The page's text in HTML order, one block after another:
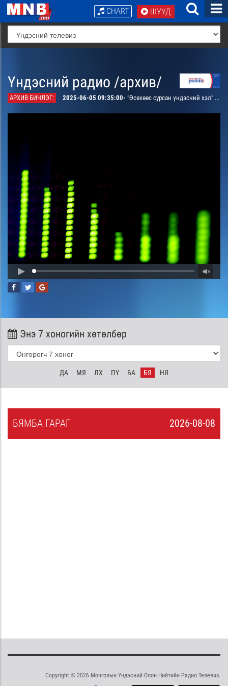
ШУУД
CHART
Үндэсний радио /архив/
АРХИВ БИЧЛЭГ: 2025-06-05 09:35:00- “Өсөхөөс сурсан үндэсний хэл” нэвтрүүлэг. “Судлаачийн цаг” буланд “газар сайгүй” гэдэг үгийн утга гарлыг тайлбарлана. Нэвтрүүлэгт доктор, профессор Базаррагчаагийн Идэрбаяр оролцоно. “Хэлц үгийн тайлбар” буланд: ШУА-ийн Хэл Зохиолын хүрээлэнгийн эрдэм шинжилгээний ажилтан, доктор Санжпэрлээгийн Энхжаргал “Гүзээтэйгээ гүвж, сархинагтайгаа савах” хэмээх үгийн утга тайлбарлана. “Мартагдсан монгол үг” буланд “хэлгий уураг” гэдэг үгийн утга хүлээн авч сонсоорой. “Орчуулж болох үг” буланд: “форвард” гэдэг үгийн утга тайлбарлана.
Энэ 7 хоногийн хөтөлбөр
ДА МЯ ЛХ ПҮ БА БЯ НЯ
2026-08-08
БЯМБА ГАРАГ
Copyright © 2026 Монголын Үндэсний Олон Нийтийн Радио Телевиз.